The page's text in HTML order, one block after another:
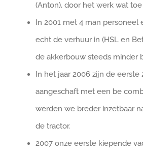
(Anton), door het werk wat
In 2001 met 4 man personeel
echt de verhuur in (HSL en
de akkerbouw steeds minder
In het jaar 2006 zijn de eerste
aangeschaft met een be
werden we breder inzetbaar
de tractor.
2007 onze eerste kiepende